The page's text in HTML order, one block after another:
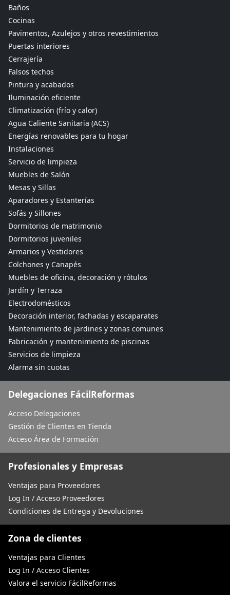
Baños
Cocinas
Pavimentos, Azulejos y otros revestimientos
Puertas interiores
Cerrajería
Falsos techos
Pintura y acabados
Iluminación eficiente
Climatización (frío y calor)
Agua Caliente Sanitaria (ACS)
Energías renovables para tu hogar
Instalaciones
Servicio de limpieza
Muebles de Salón
Mesas y Sillas
Aparadores y Estanterías
Sofás y Sillones
Dormitorios de matrimonio
Dormitorios juveniles
Armarios y Vestidores
Colchones y Canapés
Muebles de oficina, decoración y rótulos
Jardín y Terraza
Electrodomésticos
Decoración interior, fachadas y escaparates
Mantenimiento de jardines y zonas comunes
Fabricación y mantenimiento de piscinas
Servicios de limpieza
Alarma sin cuotas
Delegaciones FácilReformas
Acceso Delegaciones
Gestión de Clientes en Tienda
Acceso Área de Formación
Profesionales y Empresas
Ventajas para Proveedores
Log In / Acceso Proveedores
Condiciones de Entrega y Devoluciones
Zona de clientes
Ventajas para Clientes
Log In / Acceso Clientes
Valora el servicio FácilReformas